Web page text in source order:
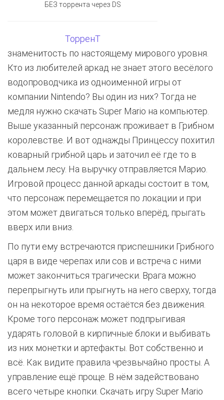
БЕЗ торрента через DS
ТорренТ
знаменитость по настоящему мирового уровня.
Кто из любителей аркад не знает этого весёлого
водопроводчика из одноименной игры от
компании Nintendo? Вы один из них? Тогда не
медля нужно скачать Super Mario на компьютер.
Выше указанный персонаж проживает в Грибном
королевстве. И вот однажды Принцессу похитил
коварный грибной царь и заточил её где то в
дальнем лесу. На выручку отправляется Марио.
Игровой процесс данной аркады состоит в том,
что персонаж перемещается по локации и при
этом может двигаться только вперёд, прыгать
вверх или вниз.
По пути ему встречаются приспешники Грибного
царя в виде черепах или сов и встреча с ними
может закончиться трагически. Врага можно
перепрыгнуть или прыгнуть на него сверху, тогда
он на некоторое время остаётся без движения.
Кроме того персонаж может подпрыгивая
ударять головой в кирпичные блоки и выбивать
из них монетки и артефакты. Вот собственно и
всё. Как видите правила чрезвычайно просты. А
управление ещё проще. В нём задействовано
всего четыре кнопки. Скачать игру Super Mario